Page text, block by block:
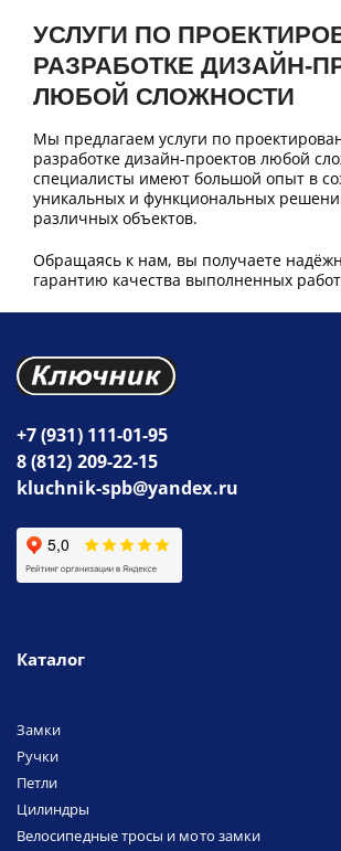
УСЛУГИ ПО
РАЗРАБОТКЕ ДИЗАЙН-
ЛЮБОЙ СЛОЖНОСТИ
Мы предлагаем услуги по
разработке дизайн-проектов любой
специалисты имеют большой опыт в
уникальных и функциональных
различных объектов.
Обращаясь к нам, вы получаете
гарантию качества выполненных
+7 (931) 111-01-95
8 (812) 209-22-15
kluchnik-spb@yandex.ru
Каталог
Замки
Ручки
Петли
Цилиндры
Велосипедные тросы и мото замки